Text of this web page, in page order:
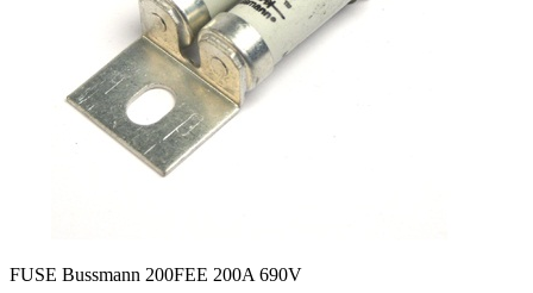
FUSE Bussmann 200FEE 200A 690V